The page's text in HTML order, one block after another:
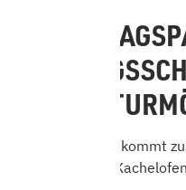
2.
Der Kaufvertrag kommt
KG Kamin- und